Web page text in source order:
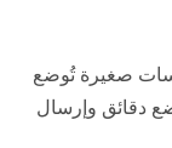
صغيرة تُوضع
دقائق وإرسال